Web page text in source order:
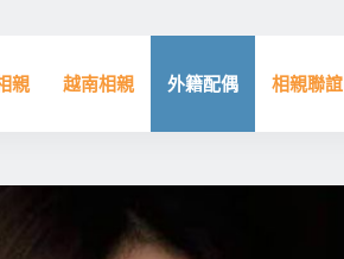
親 越南相親 外籍配偶 相親聯誼